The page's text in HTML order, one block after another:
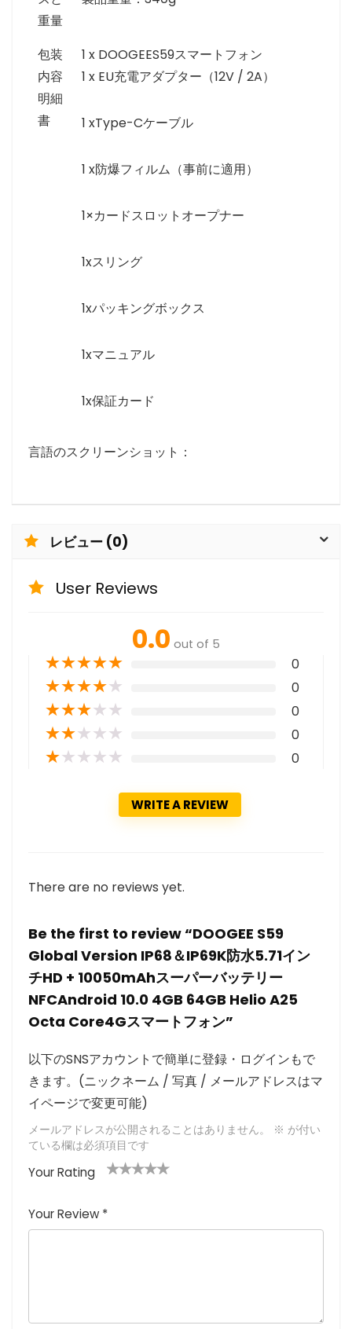
重量
包装
内容
明細
書
1 x DOOGEES59スマートフォン
1 x EU充電アダプター（12V / 2A）
1 xType-Cケーブル
1 x防爆フィルム（事前に適用）
1×カードスロットオープナー
1xスリング
1xパッキングボックス
1xマニュアル
1x保証カード
言語のスクリーンショット：
レビュー (0)
User Reviews
0.0 out of 5
★★★★★ 0
★★★★★ 0
★★★★★ 0
★★★★★ 0
★★★★★ 0
WRITE A REVIEW
There are no reviews yet.
Be the first to review “DOOGEE S59
Global Version IP68＆IP69K防水5.71イン
チHD + 10050mAhスーパーバッテリー
NFCAndroid 10.0 4GB 64GB Helio A25
Octa Core4Gスマートフォン”
以下のSNSアカウントで簡単に登録・ログインもで
きます。(ニックネーム / 写真 / メールアドレスはマ
イページで変更可能)
メールアドレスが公開されることはありません。 ※ が付い
ている欄は必須項目です
Your Rating
つ
星
星
(最
(最高
評価:
(最高評
価: 5つ
高評価: 5
つ星)
Your Review *